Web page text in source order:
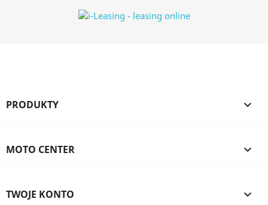
PRODUKTY 
MOTO CENTER 
TWOJE KONTO 